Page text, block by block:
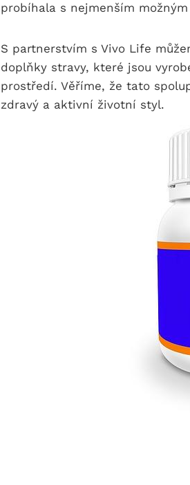
probíhala s nejmenším
S partnerstvím s Vivo Life
doplňky stravy, které jsou
prostředí. Věříme, že tato
zdravý a aktivní životní styl.